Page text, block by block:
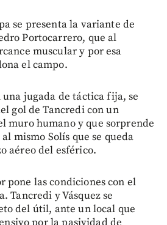
se presenta la variante de
Portocarrero, que al
muscular y por esa
el campo.
jugada de táctica fija, se
gol de Tancredi con un
muro humano y que sorprende
mismo Solís que se queda
aéreo del esférico.
pone las condiciones con el
Tancredi y Vásquez se
del útil, ante un local que
por la pasividad de